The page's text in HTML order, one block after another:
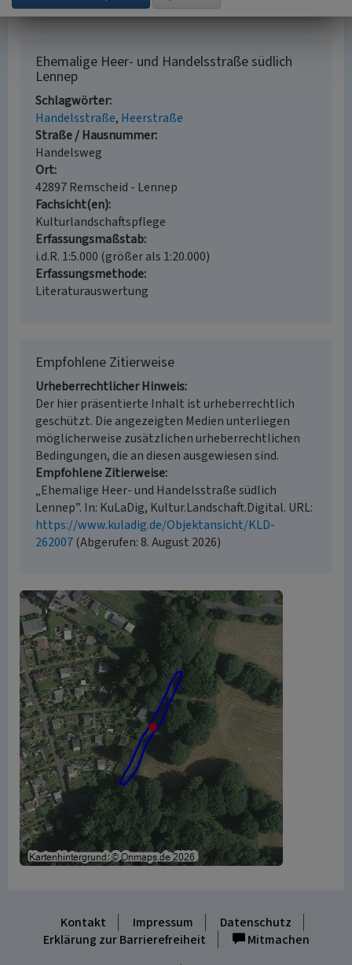
Ehemalige Heer- und Handelsstraße südlich
Lennep
Schlagwörter
Handelsstraße Heerstraße
Straße / Hausnummer
Handelsweg
Ort
42897 Remscheid - Lennep
Fachsicht(en)
Kulturlandschaftspflege
Erfassungsmaßstab
i.d.R. 1:5.000 (größer als 1:20.000)
Erfassungsmethode
Literaturauswertung
Empfohlene Zitierweise
Urheberrechtlicher Hinweis
Der hier präsentierte Inhalt ist urheberrechtlich
geschützt. Die angezeigten Medien unterliegen
möglicherweise zusätzlichen urheberrechtlichen
Bedingungen, die an diesen ausgewiesen sind.
Empfohlene Zitierweise
„Ehemalige Heer- und Handelsstraße südlich
Lennep”. In: KuLaDig, Kultur.Landschaft.Digital. URL:
https://www.kuladig.de/Objektansicht/KLD-
262007(Abgerufen: 8. August 2026)
Kontakt Impressum
Datenschutz
Erklärung zur Barrierefreiheit
Mitmachen